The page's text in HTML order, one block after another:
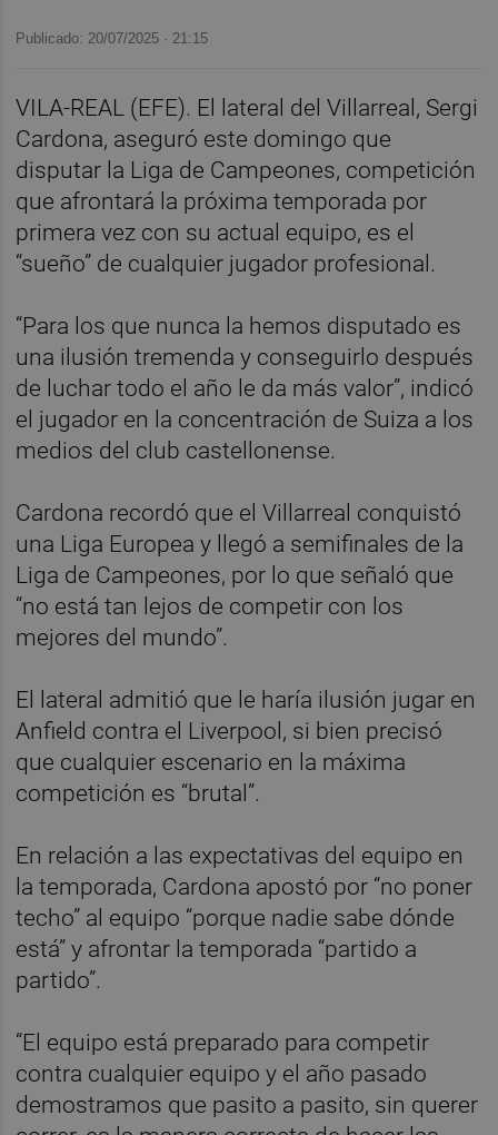
Publicado: 20/07/2025 · 21:15
VILA-REAL (EFE). El lateral del Villarreal, Sergi
Cardona, aseguró este domingo que
disputar la Liga de Campeones, competición
que afrontará la próxima temporada por
primera vez con su actual equipo, es el
“sueño” de cualquier jugador profesional.
“Para los que nunca la hemos disputado es
una ilusión tremenda y conseguirlo después
de luchar todo el año le da más valor”, indicó
el jugador en la concentración de Suiza a los
medios del club castellonense.
Cardona recordó que el Villarreal conquistó
una Liga Europea y llegó a semifinales de la
Liga de Campeones, por lo que señaló que
“no está tan lejos de competir con los
mejores del mundo”.
El lateral admitió que le haría ilusión jugar en
Anfield contra el Liverpool, si bien precisó
que cualquier escenario en la máxima
competición es “brutal”.
En relación a las expectativas del equipo en
la temporada, Cardona apostó por “no poner
techo” al equipo “porque nadie sabe dónde
está” y afrontar la temporada “partido a
partido”.
“El equipo está preparado para competir
contra cualquier equipo y el año pasado
demostramos que pasito a pasito, sin querer